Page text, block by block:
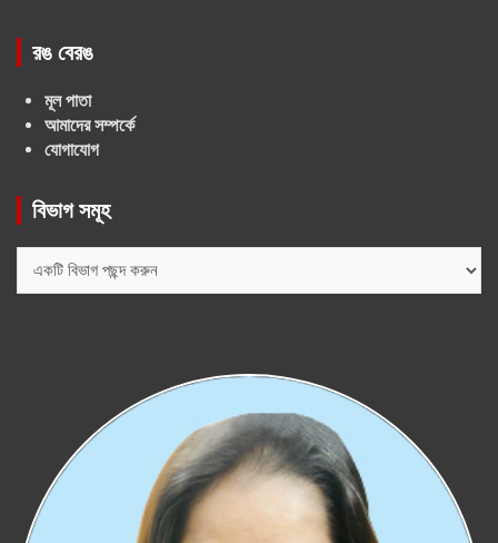
রঙ বেরঙ
মূল পাতা
আমাদের সম্পর্কে
যোগাযোগ
বিভাগ সমূহ